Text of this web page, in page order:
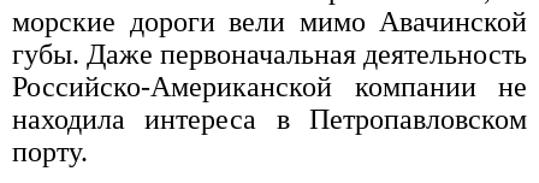
морские дороги вели мимо Авачинской
губы. Даже первоначальная деятельность
Российско-Американской компании не
находила интереса в Петропавловском
порту.